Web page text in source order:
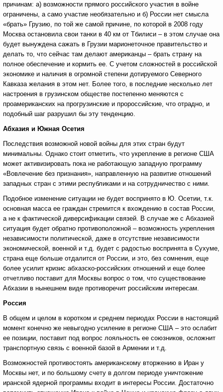
причинам: а) возможности прямого российского участия в войне
ограничены, а само участие необязательно и б) России нет смысла
«брать» Грузию, по той же самой причине, по которой в 2008 году
Москва остановила свои танки в 40 км от Тбилиси – в этом случае она
будет вынуждена сажать в Грузии марионеточное правительство и
делать то, что сейчас там делают американцы – брать страну на
полное обеспечение и кормить ее. С учетом сложностей в российской
экономике и наличия в огромной степени дотируемого Северного
Кавказа желания в этом нет. Более того, в последние несколько лет
настроения в грузинском обществе постепенно меняются с
проамериканских на прогрузинские и пророссийские, что отрадно, и
подобный шаг разрушил бы эту тенденцию.
Абхазия и Южная Осетия
Последствия возможной новой войны для этих стран будут
минимальны. Однако стоит отметить, что укрепление в регионе США
может активизировать пока не работающую западную программу
«Вовлечение без признания», направленную на развитие отношений
западных стран с этими республиками и на сотрудничество с ними.
Подобное изменение ситуации не будет воспринято в Ю. Осетии, т.к.
основная масса ее граждан стремится к вхождению в состав России,
а не к фактической диверсификации связей. В случае же с Абхазией
ситуация будет обратно противоположной – возможность укрепления
независимости политической, даже в отсутствие независимости
экономической, военной и т.д. будет с радостью воспринята в Сухуме,
страна еще больше отдалится от России, и это, без сомнения, еще
более усилит кризис абхазско-российских отношений и еще более
отчетливо поставит для Москвы вопрос о том, что существование
Абхазии в нынешнем виде противоречит российским интересам.
Россия
В общем и целом в коротком и среднем периодах России в настоящий
момент конечно же невыгодно усиление в регионе США – это ослабит
ее позиции, поставит под вопрос лояльность ее союзников, осложнит
транспортную связь с военной базой в Армении и т.д.
Возможностей противостоять американскому вторжению в Иран у
Москвы нет, и по большому счету в долгом периоде уничтожение
иранской ядерной программы входит в интересы России. Достаточно